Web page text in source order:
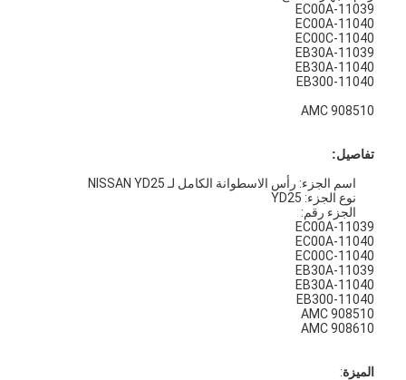
11039-EC00A
11040-EC00A
11040-EC00C
11039-EB30A
11040-EB30A
11040-EB300
AMC 908510
تفاصيل:
اسم الجزء: رأس الاسطوانة الكامل لـ NISSAN YD25
نوع الجزء: YD25
الجزء رقم:
11039-EC00A
11040-EC00A
11040-EC00C
11039-EB30A
11040-EB30A
11040-EB300
AMC 908510
AMC 908610
الميزة: